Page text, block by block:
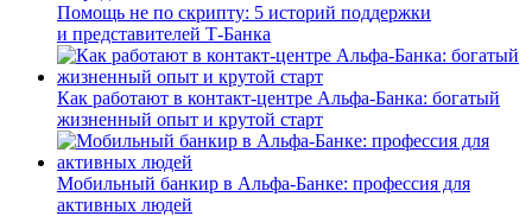
Помощь не по скрипту: 5 историй поддержки
и представителей Т-Банка
Как работают в контакт-центре Альфа-Банка: богатый
жизненный опыт и крутой старт
Мобильный банкир в Альфа-Банке: профессия для
активных людей